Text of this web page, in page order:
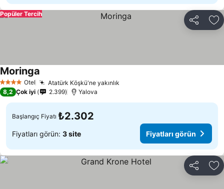
Paylaş
Popüler Tercih
4 Yıldız Otel Atatürk Köşkü'ne yakınlık
Moringa
8,2 Çok iyi 2.399 Yalova
Başlangıç Fiyatı ₺2.302
Fiyatları görün: 3 site Fiyatları görün
Paylaş